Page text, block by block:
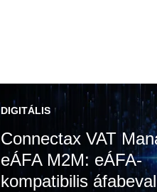
DIGITÁLIS
Connectax VAT
eÁFA M2M: eÁFA-
kompatibilis